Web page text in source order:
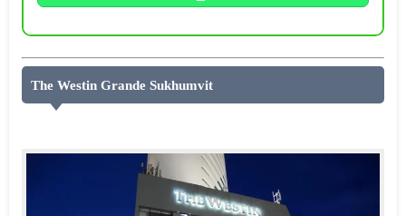
The Westin Grande Sukhumvit